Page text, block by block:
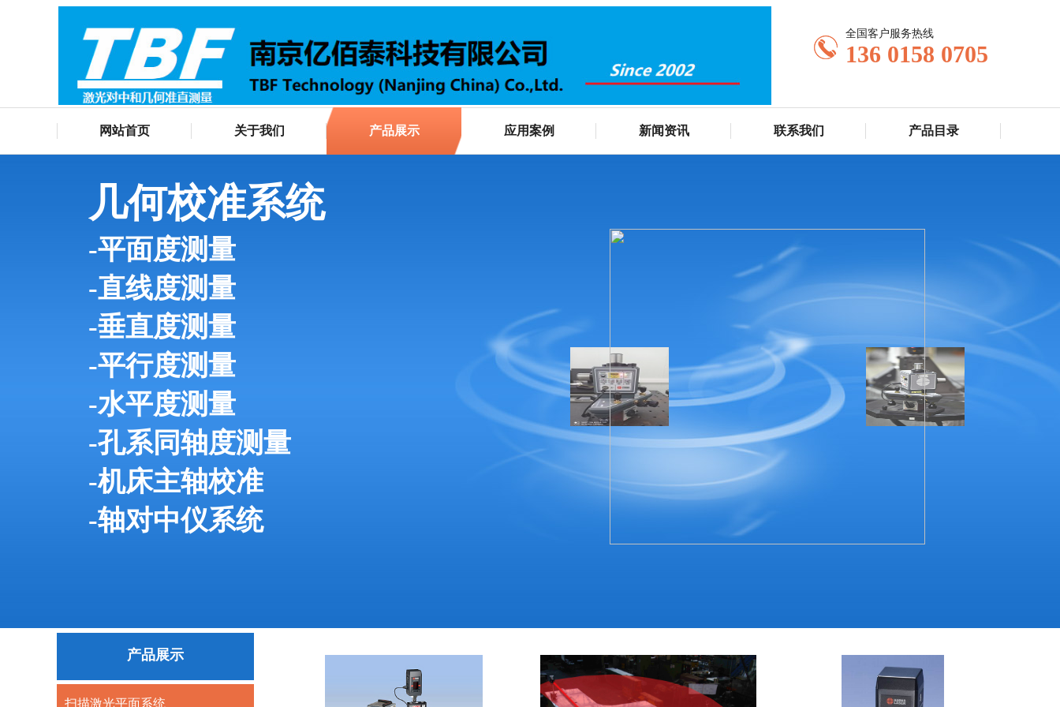
全国客户服务热线
136 0158 0705
网站首页 关于我们 产品展示 应用案例 新闻资讯 联系我们 产品目录
几何校准系统
-平面度测量
-直线度测量
-垂直度测量
-平行度测量
-水平度测量
-孔系同轴度测量
-机床主轴校准
-轴对中仪系统
扫描激光平面系统
产品展示